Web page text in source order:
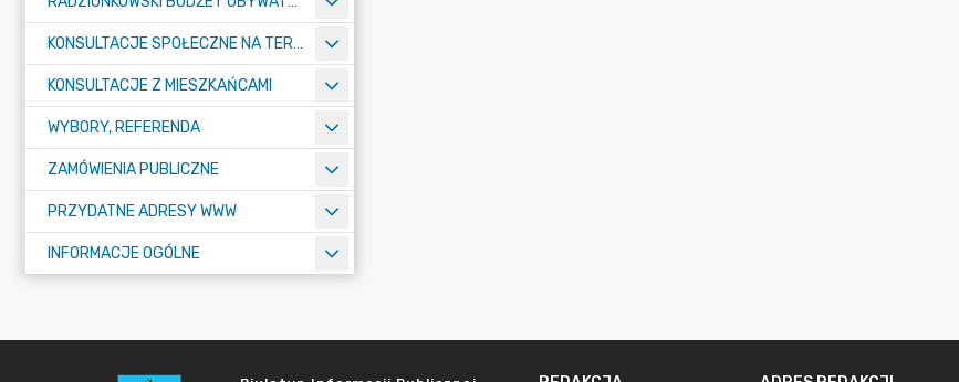
KONSULTACJE SPOŁECZNE NA TERENIE MIASTA RADZIONKÓW
KONSULTACJE Z MIESZKAŃCAMI
WYBORY, REFERENDA
ZAMÓWIENIA PUBLICZNE
PRZYDATNE ADRESY WWW
INFORMACJE OGÓLNE